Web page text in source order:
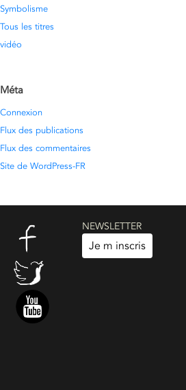
Symbolisme
Tous les titres
vidéo
Méta
Connexion
Flux des publications
Flux des commentaires
Site de WordPress-FR
NEWSLETTER
Je m inscris